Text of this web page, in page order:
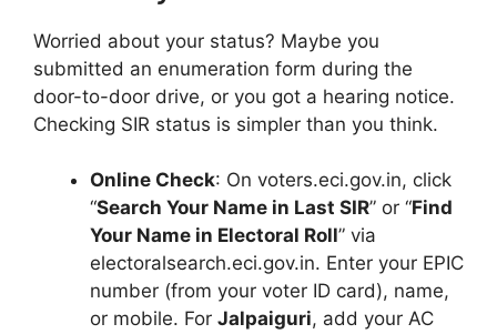
Worried about your status? Maybe you
submitted an enumeration form during the
door-to-door drive, or you got a hearing notice.
Checking SIR status is simpler than you think.
Online Check: On voters.eci.gov.in, click
“Search Your Name in Last SIR” or “Find
Your Name in Electoral Roll” via
electoralsearch.eci.gov.in. Enter your EPIC
number (from your voter ID card), name,
or mobile. For Jalpaiguri, add your AC